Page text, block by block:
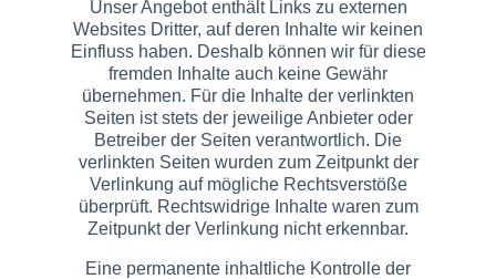
Unser Angebot enthält Links zu externen
Websites Dritter, auf deren Inhalte wir keinen
Einfluss haben. Deshalb können wir für diese
fremden Inhalte auch keine Gewähr
übernehmen. Für die Inhalte der verlinkten
Seiten ist stets der jeweilige Anbieter oder
Betreiber der Seiten verantwortlich. Die
verlinkten Seiten wurden zum Zeitpunkt der
Verlinkung auf mögliche Rechtsverstöße
überprüft. Rechtswidrige Inhalte waren zum
Zeitpunkt der Verlinkung nicht erkennbar.
Eine permanente inhaltliche Kontrolle der